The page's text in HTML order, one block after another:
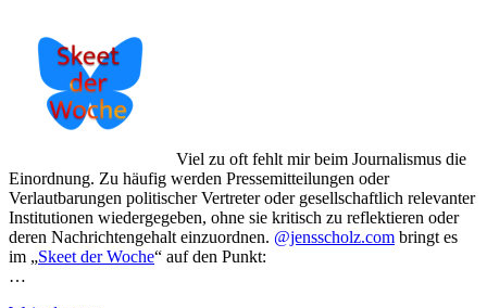
Viel zu oft fehlt mir beim Journalismus die
Einordnung. Zu häufig werden Pressemitteilungen oder
Verlautbarungen politischer Vertreter oder gesellschaftlich relevanter
Institutionen wiedergegeben, ohne sie kritisch zu reflektieren oder
deren Nachrichtengehalt einzuordnen. @jensscholz.com bringt es
im „Skeet der Woche“ auf den Punkt:
…